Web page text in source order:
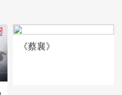
《蔡襄》